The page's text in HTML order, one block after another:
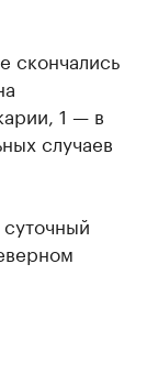
скончались
1 — в
случаев